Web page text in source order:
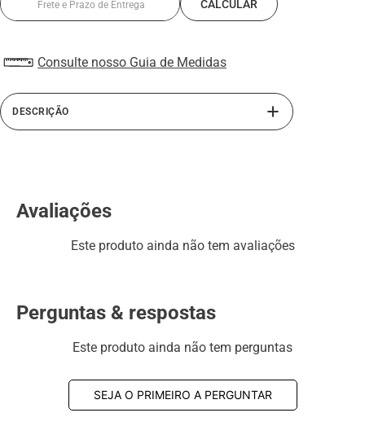
Consulte nosso Guia de Medidas
DESCRIÇÃO
masculino com metal exclusivo, perfeito para diversas
ocasiões. Confeccionados com abertura lateral com
confortável e facilita o calce.
Couro:Sapato Masculino Rafarillo em Couro Preto
Natural
Avaliações
Este produto ainda não tem avaliações
Perguntas & respostas
Este produto ainda não tem perguntas
SEJA O PRIMEIRO A PERGUNTAR